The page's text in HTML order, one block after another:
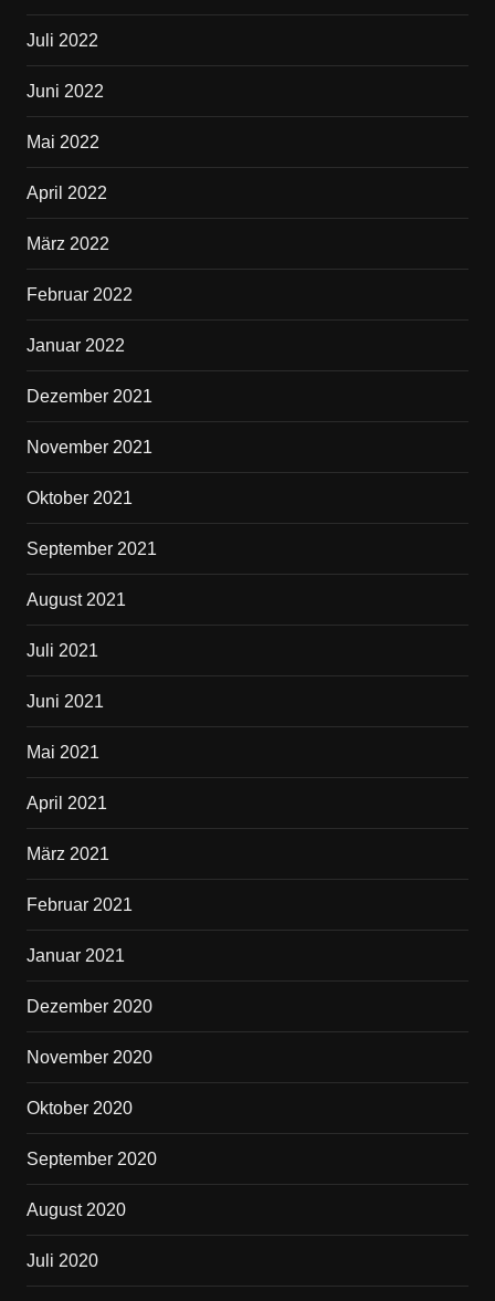
Juli 2022
Juni 2022
Mai 2022
April 2022
März 2022
Februar 2022
Januar 2022
Dezember 2021
November 2021
Oktober 2021
September 2021
August 2021
Juli 2021
Juni 2021
Mai 2021
April 2021
März 2021
Februar 2021
Januar 2021
Dezember 2020
November 2020
Oktober 2020
September 2020
August 2020
Juli 2020